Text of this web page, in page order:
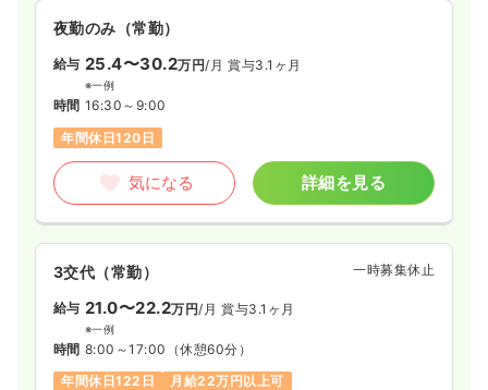
夜勤のみ（常勤）
給与 25.4〜30.2万円/月 賞与3.1ヶ月
※一例
時間 16:30～9:00
年間休日120日
気になる 詳細を見る
3交代（常勤） 一時募集休止
給与 21.0〜22.2万円/月 賞与3.1ヶ月
※一例
時間 8:00～17:00 （休憩60分）
年間休日122日
月給22万円以上可